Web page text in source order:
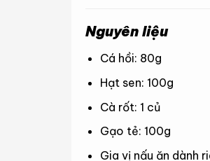
Nguyên liệu
Cá hồi: 80g
Hạt sen: 100g
Cà rốt: 1 củ
Gạo tẻ: 100g
Gia vị nấu ăn dành